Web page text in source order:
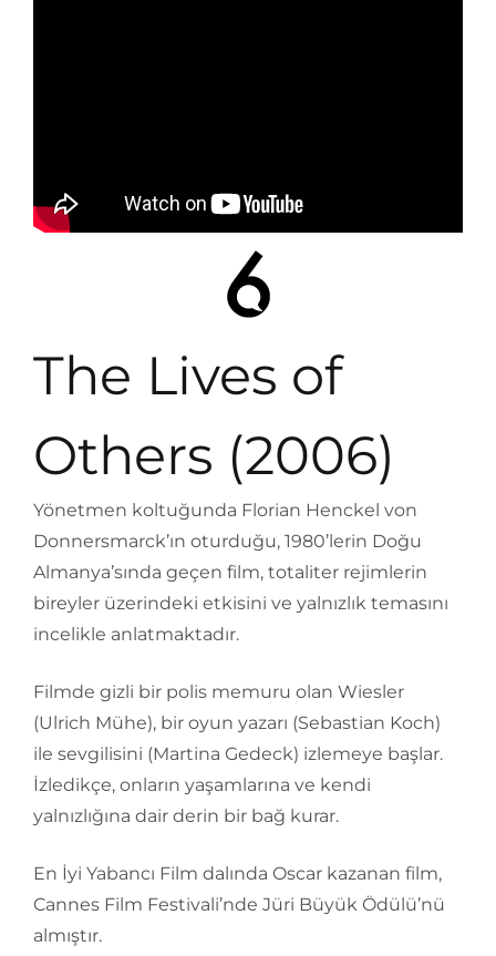
The Lives of
Others (2006)
Yönetmen koltuğunda Florian Henckel von
Donnersmarck’ın oturduğu, 1980’lerin Doğu
Almanya’sında geçen film, totaliter rejimlerin
bireyler üzerindeki etkisini ve yalnızlık temasını
incelikle anlatmaktadır.
Filmde gizli bir polis memuru olan Wiesler
(Ulrich Mühe), bir oyun yazarı (Sebastian Koch)
ile sevgilisini (Martina Gedeck) izlemeye başlar.
İzledikçe, onların yaşamlarına ve kendi
yalnızlığına dair derin bir bağ kurar.
En İyi Yabancı Film dalında Oscar kazanan film,
Cannes Film Festivali’nde Jüri Büyük Ödülü’nü
almıştır.